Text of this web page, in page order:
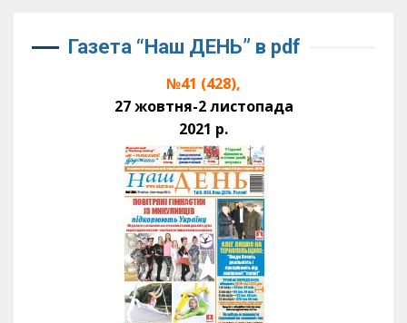
Газета “Наш ДЕНЬ” в pdf
№41 (428),
27 жовтня-2 листопада
2021 р.